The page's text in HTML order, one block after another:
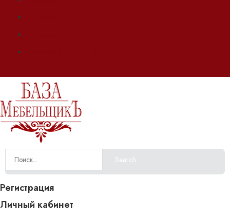
Search
Регистрация
Личный кабинет